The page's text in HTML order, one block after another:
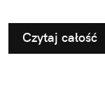
Czytaj całość